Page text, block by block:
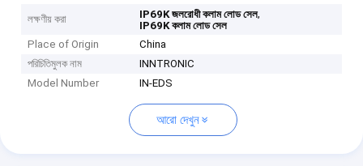
লক্ষণীয় করা IP69K জলরোধী কলাম লোড সেল,
IP69K কলাম লোড সেল
Place of Origin
China
পরিচিতিমুলক নাম
INNTRONIC
Model Number
IN-EDS
আরো দেখুন